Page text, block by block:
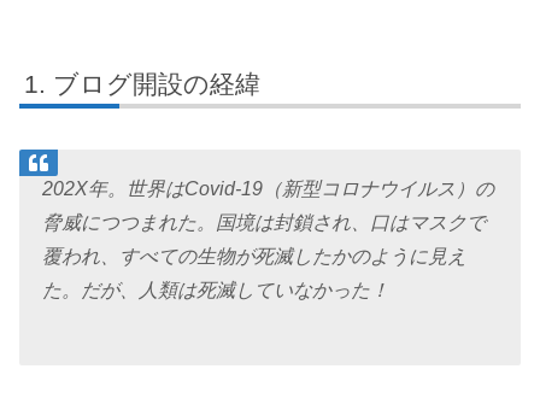
ブログ開設の経緯
202X年。世界はCovid-19（新型コロナウイルス）の
脅威につつまれた。国境は封鎖され、口はマスクで
覆われ、すべての生物が死滅したかのように見え
た。だが、人類は死滅していなかった！